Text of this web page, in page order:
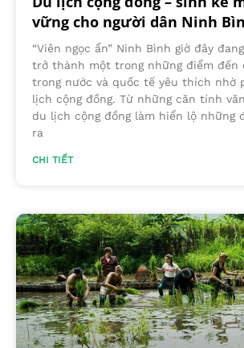
vững cho người dân Ninh
“Viên ngọc ẩn” Ninh Bình giờ đây
trở thành một trong những điểm đến
trong nước và quốc tế yêu thích nhờ
lịch cộng đồng. Từ những căn tính
du lịch cộng đồng làm hiển lộ những
ra
CHI TIẾT